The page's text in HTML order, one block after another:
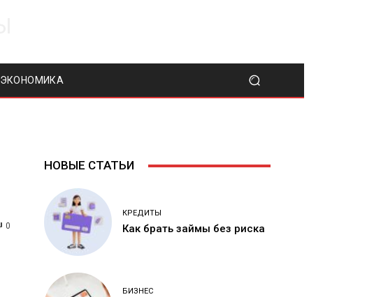
ЭКОНОМИКА
0
НОВЫЕ СТАТЬИ
КРЕДИТЫ
Как брать займы без риска
БИЗНЕС